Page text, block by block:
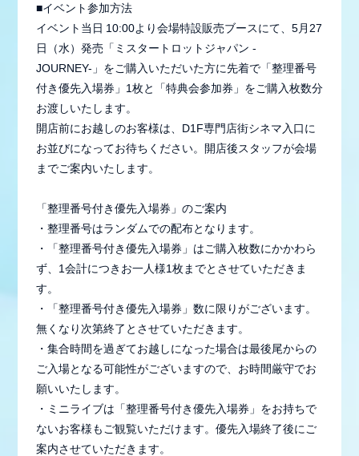
会員登録 ログイン
STAFF REPORT
MEMBER BLOG
RADIO
GALLERY
生配信
■イベント参加方法
イベント当日 10:00より会場特設販売ブースにて、5月27
日（水）発売「ミスタートロットジャパン -
JOURNEY-」をご購入いただいた方に先着で「整理番号
付き優先入場券」1枚と「特典会参加券」をご購入枚数分
お渡しいたします。
開店前にお越しのお客様は、D1F専門店街シネマ入口に
お並びになってお待ちください。開店後スタッフが会場
までご案内いたします。
「整理番号付き優先入場券」のご案内
・整理番号はランダムでの配布となります。
・「整理番号付き優先入場券」はご購入枚数にかかわら
ず、1会計につきお一人様1枚までとさせていただきま
す。
・「整理番号付き優先入場券」数に限りがございます。
無くなり次第終了とさせていただきます。
・集合時間を過ぎてお越しになった場合は最後尾からの
ご入場となる可能性がございますので、お時間厳守でお
願いいたします。
・ミニライブは「整理番号付き優先入場券」をお持ちで
ないお客様もご観覧いただけます。優先入場終了後にご
案内させていただきます。